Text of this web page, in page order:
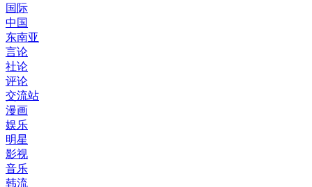
国际
中国
东南亚
言论
社论
评论
交流站
漫画
娱乐
明星
影视
音乐
韩流